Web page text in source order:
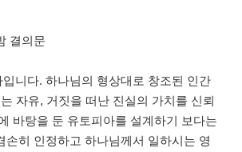
결의문
니다. 하나님의 형상대로 창조된 인간
자유, 거짓을 떠난 진실의 가치를 신뢰
바탕을 둔 유토피아를 설계하기 보다는
손히 인정하고 하나님께서 일하시는 영